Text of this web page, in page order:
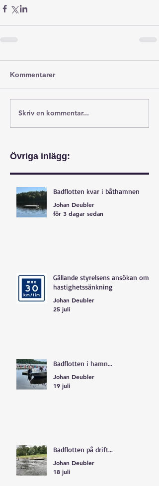
Kommentarer
Skriv en kommentar...
Övriga inlägg:
Badflotten kvar i båthamnen
Johan Deubler
för 3 dagar sedan
Gällande styrelsens ansökan om
hastighetssänkning
Johan Deubler
25 juli
Badflotten i hamn...
Johan Deubler
19 juli
Badflotten på drift...
Johan Deubler
18 juli